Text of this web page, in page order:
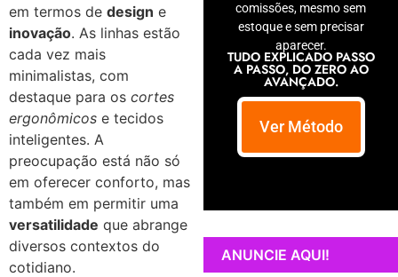
em termos de design e
inovação. As linhas estão
cada vez mais
minimalistas, com
destaque para os cortes
ergonômicos e tecidos
inteligentes. A
preocupação está não só
em oferecer conforto, mas
também em permitir uma
versatilidade que abrange
diversos contextos do
cotidiano.
comissões, mesmo sem
estoque e sem precisar
aparecer.
TUDO EXPLICADO PASSO
A PASSO, DO ZERO AO
AVANÇADO.
Ver Método
ANUNCIE AQUI!